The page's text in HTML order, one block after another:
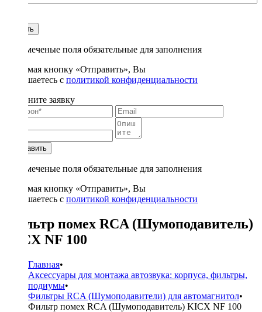
Купить
* - отмеченые поля обязательные для заполнения
Нажимая кнопку «Отправить», Вы
соглашаетесь с политикой конфиденциальности
Заполните заявку
Отправить
* - отмеченые поля обязательные для заполнения
Нажимая кнопку «Отправить», Вы
соглашаетесь с политикой конфиденциальности
Фильтр помех RCA (Шумоподавитель)
KICX NF 100
Главная•
Аксессуары для монтажа автозвука: корпуса, фильтры,
подиумы•
Фильтры RCA (Шумоподавители) для автомагнитол•
Фильтр помех RCA (Шумоподавитель) KICX NF 100